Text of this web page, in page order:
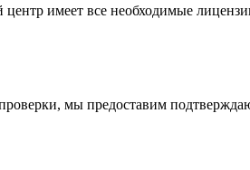
имеет все необходимые
мы предоставим